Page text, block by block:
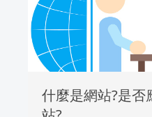
什麼是網站?是否